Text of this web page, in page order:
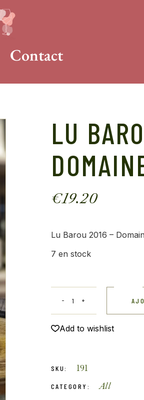
Contact
LU
€19.20
Lu Barou 2016 –
7 en stock
Add to wishlist
SKU: 191
CATEGORY: All